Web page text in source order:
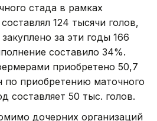
стада в рамках
124 тысячи голов,
за эти годы 166
составило 34%.
приобретено 50,7
по приобретению маточного
составляет 50 тыс. голов.
дочерних организаций